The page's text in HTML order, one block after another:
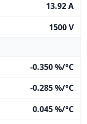
13.92 A
1500 V
-0.350 %/°C
-0.285 %/°C
0.045 %/°C